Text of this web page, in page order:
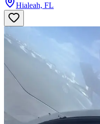
Hialeah, FL